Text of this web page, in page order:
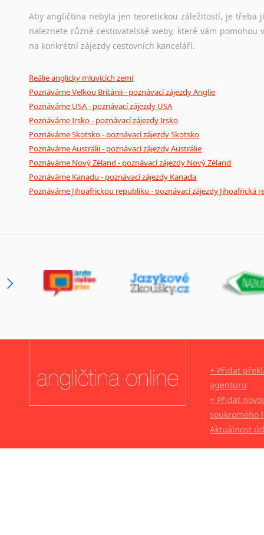
Aby angličtina nebyla jen teoretickou záležitostí, je
naleznete různé cestovatelské weby, které vám
na konkrétní zájezdy cestovních kanceláří.
Reálie anglicky mluvících zemí
Poznáváme Velkou Británii - poznávací zájezdy Anglie
Poznáváme USA - poznávací zájezdy USA
Poznáváme Irsko - poznávací zájezdy Irsko
Poznáváme Skotsko - poznávací zájezdy Skotsko
Poznáváme Austrálii - poznávací zájezdy Austrálie
Poznáváme Nový Zéland - poznávací zájezdy Nový Zéland
Poznáváme Kanadu - poznávací zájezdy Kanada
Poznáváme Jihoafrickou republiku - poznávací zájezdy Jihoafrická
+ Přidat
agenturu
+ Přidat
soukromého
Aktuálnost